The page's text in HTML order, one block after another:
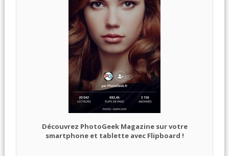
Découvrez PhotoGeek Magazine sur votre
smartphone et tablette avec Flipboard !